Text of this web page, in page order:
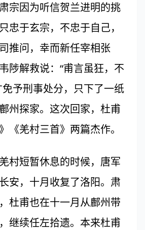
宗因为听信贺兰进明的挑
忠于玄宗，不忠于自己，
推问，幸而新任宰相张
陟解救说：“甫言虽狂，不
免予刑事处分，只下了一纸
州探家。这次回家，杜甫
《羌村三首》两篇杰作。
短暂休息的时候，唐军
安，十月收复了洛阳。肃
杜甫也在十一月从鄜州带
继续任左拾遗。本来杜甫